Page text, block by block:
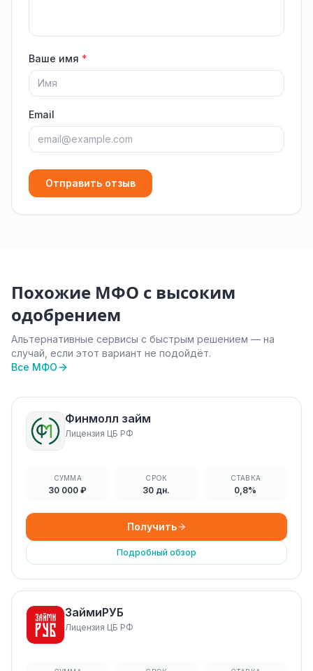
Ваше имя *
Email
Отправить отзыв
Похожие МФО с высоким
одобрением
Альтернативные сервисы с быстрым решением — на
случай, если этот вариант не подойдёт.
Все МФО
Финмолл займ
Лицензия ЦБ РФ
СУММА
30 000 ₽
СРОК
30 дн.
СТАВКА
0,8%
Получить
Подробный обзор
ЗаймиРУБ
Лицензия ЦБ РФ